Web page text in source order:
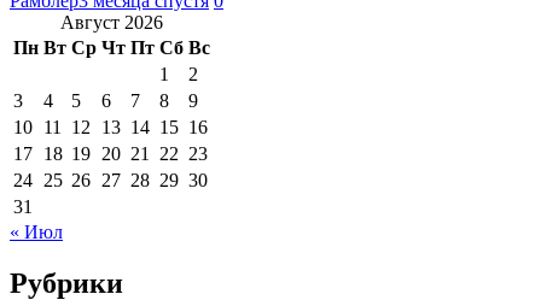
Август 2026
Пн Вт Ср Чт Пт Сб Вс
1
2
3
4 5 6 7 8
9
10 11 12 13 14 15 16
17 18 19 20 21 22 23
24 25 26 27 28 29 30
31
« Июл
Рубрики